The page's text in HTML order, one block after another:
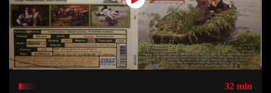
32 min